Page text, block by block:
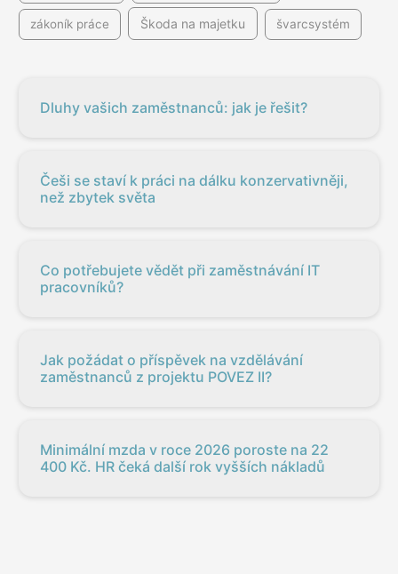
zákoník práce Škoda na majetku švarcsystém
Dluhy vašich zaměstnanců: jak je řešit?
Češi se staví k práci na dálku konzervativněji,
než zbytek světa
Co potřebujete vědět při zaměstnávání IT
pracovníků?
Jak požádat o příspěvek na vzdělávání
zaměstnanců z projektu POVEZ II?
Minimální mzda v roce 2026 poroste na 22
400 Kč. HR čeká další rok vyšších nákladů